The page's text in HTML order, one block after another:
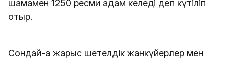
шамамен 1250 ресми адам келеді деп күтіліп
отыр.
Сондай-ақ жарыс шетелдік жанкүйерлер мен